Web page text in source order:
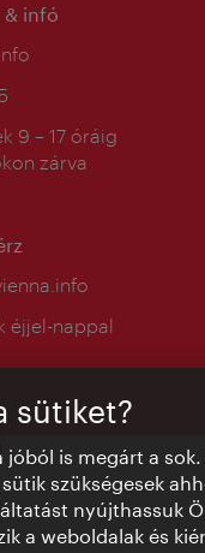
& infó
9 – 17 óráig
zárva
éjjel-nappal
sütiket?
jóból is megárt a
szükségesek
nyújthassuk
a weboldalak és